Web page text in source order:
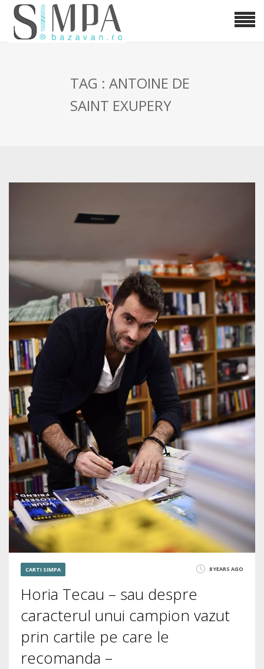
TAG : ANTOINE DE
SAINT EXUPERY
CARTI SIMPA 8 YEARS AGO
Horia Tecau – sau despre
caracterul unui campion vazut
prin cartile pe care le
recomanda –